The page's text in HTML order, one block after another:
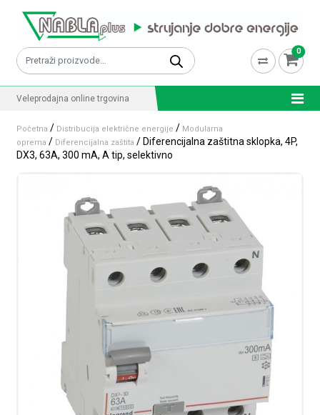
Pretraži: 0
Veleprodajna online trgovina
Početna / Distribucija električne energije / Modularna
oprema / Diferencijalna zaštita / Diferencijalna zaštitna sklopka, 4P,
DX3, 63A, 300 mA, A tip, selektivno